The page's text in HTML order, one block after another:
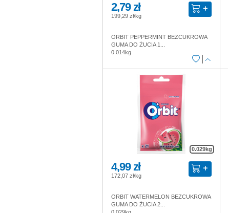
2,79 zł
199,29 zł/kg
ORBIT PEPPERMINT BEZCUKROWA
GUMA DO ŻUCIA 1...
0.014kg
0.029kg
4,99 zł
172,07 zł/kg
ORBIT WATERMELON BEZCUKROWA
GUMA DO ŻUCIA 2...